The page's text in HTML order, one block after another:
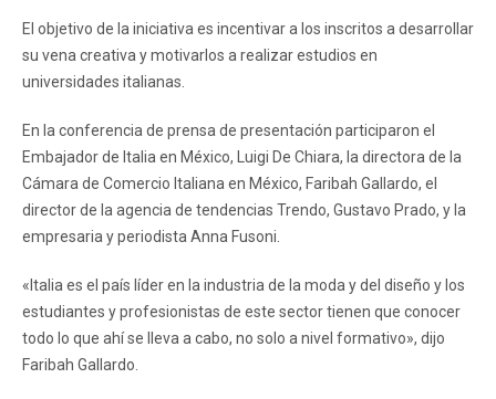
El objetivo de la iniciativa es incentivar a los inscritos a desarrollar
su vena creativa y motivarlos a realizar estudios en
universidades italianas.
En la conferencia de prensa de presentación participaron el
Embajador de Italia en México, Luigi De Chiara, la directora de la
Cámara de Comercio Italiana en México, Faribah Gallardo, el
director de la agencia de tendencias Trendo, Gustavo Prado, y la
empresaria y periodista Anna Fusoni.
«Italia es el país líder en la industria de la moda y del diseño y los
estudiantes y profesionistas de este sector tienen que conocer
todo lo que ahí se lleva a cabo, no solo a nivel formativo», dijo
Faribah Gallardo.